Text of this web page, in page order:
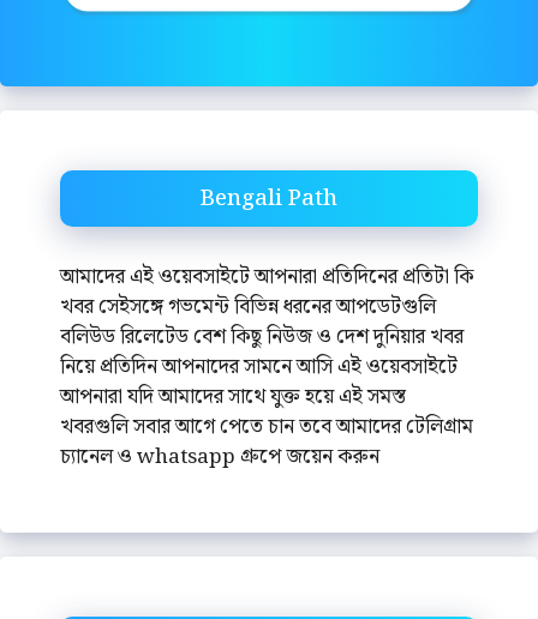
Bengali Path
আমাদের এই ওয়েবসাইটে আপনারা প্রতিদিনের প্রতিটা কি
খবর সেইসঙ্গে গভমেন্ট বিভিন্ন ধরনের আপডেটগুলি
বলিউড রিলেটেড বেশ কিছু নিউজ ও দেশ দুনিয়ার খবর
নিয়ে প্রতিদিন আপনাদের সামনে আসি এই ওয়েবসাইটে
আপনারা যদি আমাদের সাথে যুক্ত হয়ে এই সমস্ত
খবরগুলি সবার আগে পেতে চান তবে আমাদের টেলিগ্রাম
চ্যানেল ও whatsapp গ্রুপে জয়েন করুন